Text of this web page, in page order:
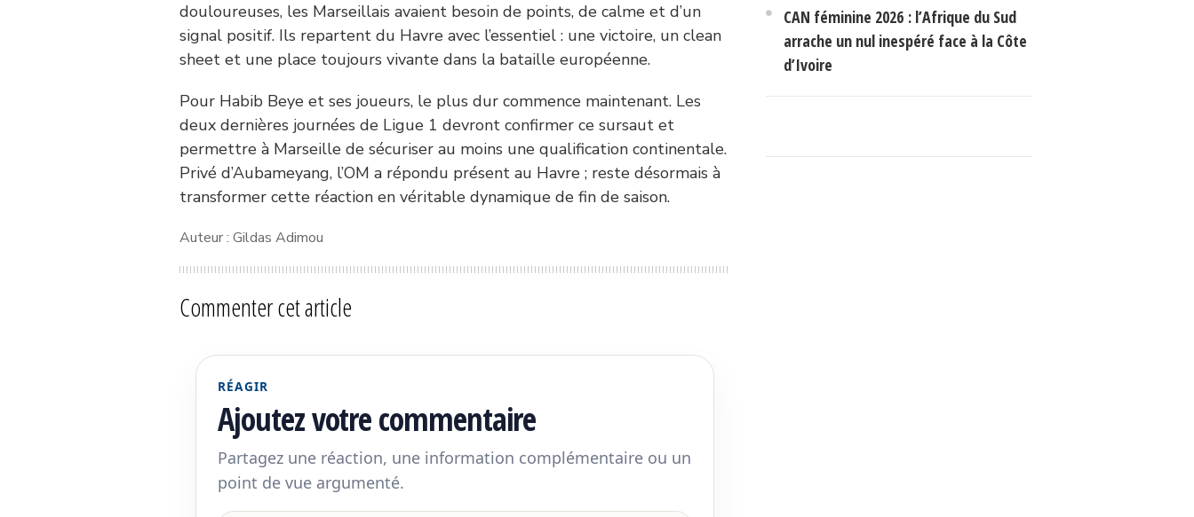
douloureuses, les Marseillais avaient besoin de points, de calme et d’un
signal positif. Ils repartent du Havre avec l’essentiel : une victoire, un clean
sheet et une place toujours vivante dans la bataille européenne.
Pour Habib Beye et ses joueurs, le plus dur commence maintenant. Les
deux dernières journées de Ligue 1 devront confirmer ce sursaut et
permettre à Marseille de sécuriser au moins une qualification continentale.
Privé d’Aubameyang, l’OM a répondu présent au Havre ; reste désormais à
transformer cette réaction en véritable dynamique de fin de saison.
Auteur : Gildas Adimou
Commenter cet article
RÉAGIR
Ajoutez votre commentaire
Partagez une réaction, une information complémentaire ou un
point de vue argumenté.
CAN féminine 2026 : l’Afrique du Sud
arrache un nul inespéré face à la Côte
d’Ivoire